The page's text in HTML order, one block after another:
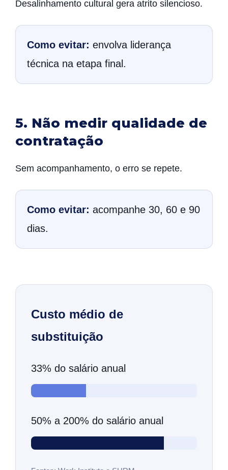
Desalinhamento cultural gera atrito silencioso.
Como evitar: envolva liderança
técnica na etapa final.
5. Não medir qualidade de
contratação
Sem acompanhamento, o erro se repete.
Como evitar: acompanhe 30, 60 e 90
dias.
Custo médio de
substituição
33% do salário anual
50% a 200% do salário anual